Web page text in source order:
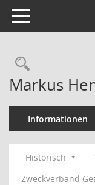
Toggle navigation
Markus
Informationen
Historisch
Zweckverband